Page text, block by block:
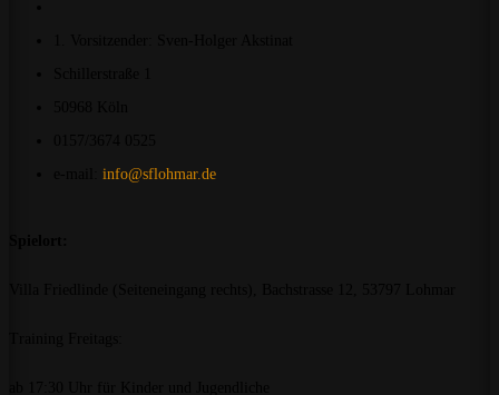
info@sflohmar.de